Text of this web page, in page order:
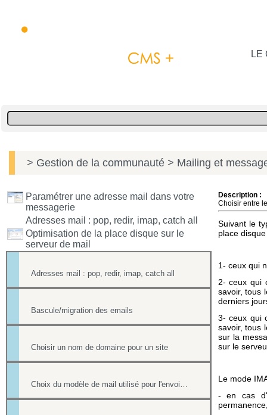
LE
> Gestion de la communauté > Mailing et
Paramétrer une adresse mail dans votre
messagerie
Adresses mail : pop, redir, imap, catch all
Optimisation de la place disque sur le
serveur de mail
Adresses mail : pop, redir, imap, catch all
Bascule/migration des emails
Choisir un nom de domaine pour un site
Choix du modèle de mail utilisé pour l'envoi des factures
Description :
Choisir entre
Suivant le
place
1- ceux qui
2- ceux qui
savoir, tous
derniers
3- ceux qui
savoir, tous
sur la
sur le
Le mode
- en cas